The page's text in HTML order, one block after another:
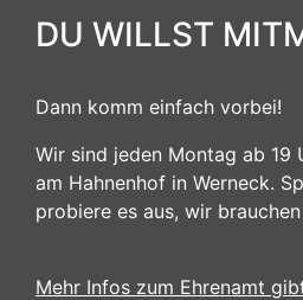
DU WILLST
Dann komm einfach vorbei!
Wir sind jeden Montag ab 19
am Hahnenhof in Werneck.
probiere es aus, wir
Mehr Infos zum Ehrenamt